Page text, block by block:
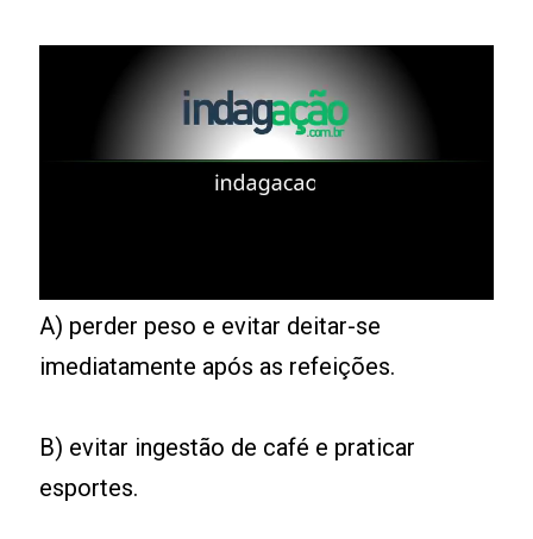
A) perder peso e evitar deitar-se
imediatamente após as refeições.
B) evitar ingestão de café e praticar
esportes.